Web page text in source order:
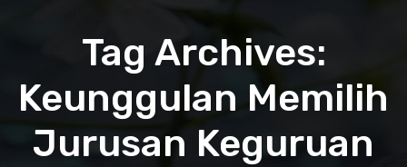
Tag Archives:
Keunggulan Memilih
Jurusan Keguruan